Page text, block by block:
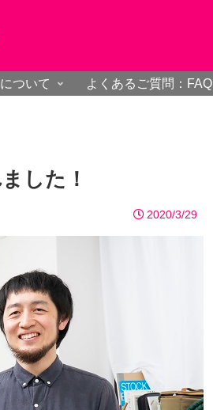
ついて よくあるご質問：FAQ
した！
2020/3/29